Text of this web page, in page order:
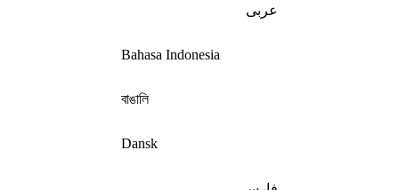
عربى
Bahasa Indonesia
বাঙালি
Dansk